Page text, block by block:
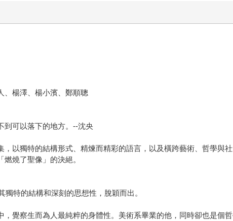
、楊澤、楊小濱、鄭順聰
到可以落下的地方。--沈央
，以獨特的結構形式、精煉而精彩的語言，以及橫跨藝術、哲學與
燒了聖像」的決絕。
特的結構和深刻的思想性，脫穎而出。
覺察生而為人最純粹的身體性。美術系畢業的他，同時卻也是個